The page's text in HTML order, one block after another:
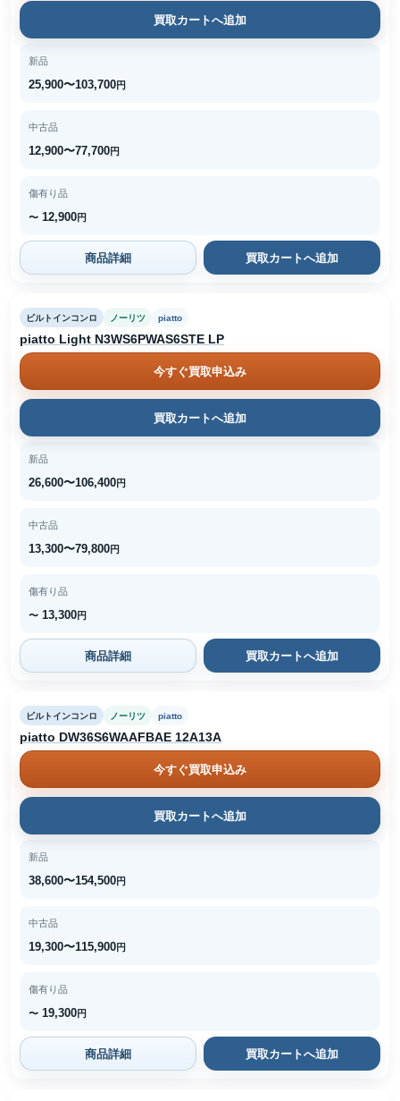
買取カートへ追加
新品
25,900〜103,700円
中古品
12,900〜77,700円
傷有り品
〜 12,900円
商品詳細 買取カートへ追加
ビルトインコンロ ノーリツ piatto
piatto Light N3WS6PWAS6STE LP
今すぐ買取申込み
買取カートへ追加
新品
26,600〜106,400円
中古品
13,300〜79,800円
傷有り品
〜 13,300円
商品詳細 買取カートへ追加
ビルトインコンロ ノーリツ piatto
piatto DW36S6WAAFBAE 12A13A
今すぐ買取申込み
買取カートへ追加
新品
38,600〜154,500円
中古品
19,300〜115,900円
傷有り品
〜 19,300円
商品詳細 買取カートへ追加